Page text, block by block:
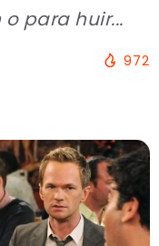
para huir...
972